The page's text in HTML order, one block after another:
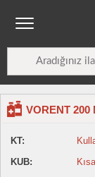
VORENT 200
KT:
KUB: